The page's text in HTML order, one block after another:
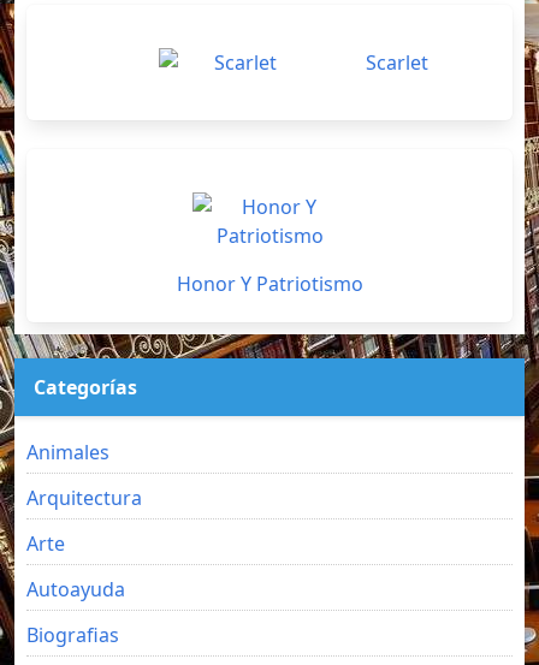
Scarlet
Honor Y Patriotismo
Categorías
Animales
Arquitectura
Arte
Autoayuda
Biografias